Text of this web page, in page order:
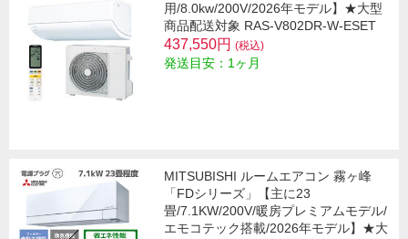
用/8.0kw/200V/2026年モデル】★大型
商品配送対象 RAS-V802DR-W-ESET
437,550円 (税込)
発送目安：1ヶ月
MITSUBISHI ルームエアコン 霧ヶ峰
「FDシリーズ」【主に23
畳/7.1KW/200V/暖房プレミアムモデル/
エモコテック搭載/2026年モデル】★大